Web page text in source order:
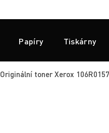
Papíry Tiskárny
Originální toner Xerox